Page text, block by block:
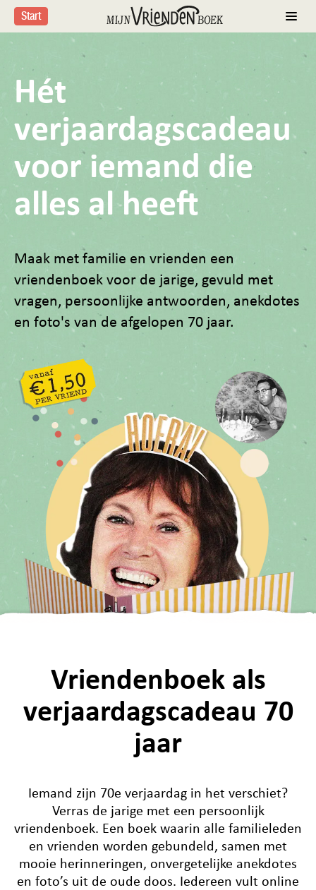
Start
Hét
verjaardagscadeau
voor iemand die
alles al heeft
Maak met familie en vrienden een
vriendenboek voor de jarige, gevuld met
vragen, persoonlijke antwoorden, anekdotes
en foto's van de afgelopen 70 jaar.
Vriendenboek als
verjaardagscadeau 70
jaar
Iemand zijn 70e verjaardag in het verschiet?
Verras de jarige met een persoonlijk
vriendenboek. Een boek waarin alle familieleden
en vrienden worden gebundeld, samen met
mooie herinneringen, onvergetelijke anekdotes
en foto’s uit de oude doos. Iedereen vult online